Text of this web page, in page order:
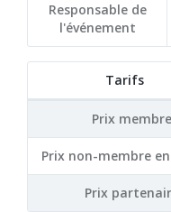
Responsable de
l'événement
Tarifs
Prix membre
Prix non-membre
Prix